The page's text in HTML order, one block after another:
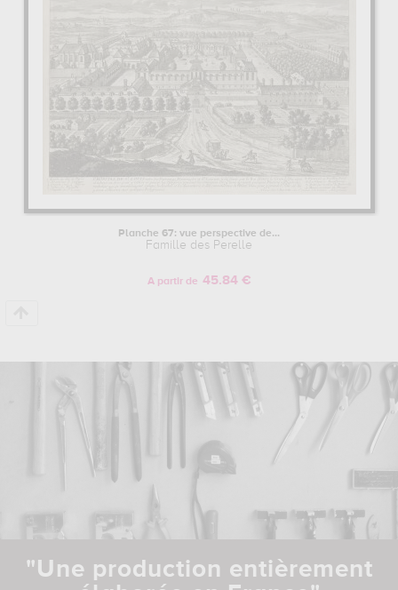
Planche 67: vue perspective de...
Famille des Perelle
A partir de 45.84 €
"Une production entièrement